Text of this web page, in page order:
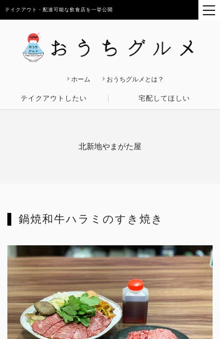
テイクアウト・配達可能な飲食店を一挙公開
ホーム おうちグルメとは？
テイクアウトしたい 宅配してほしい
北新地やまがた屋
鍋焼和牛ハラミのすき焼き